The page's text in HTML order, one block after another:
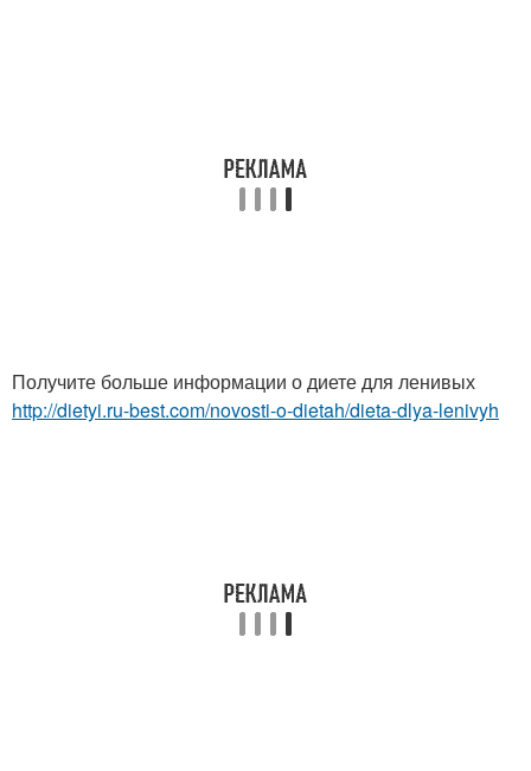
Получите больше информации о диете для ленивых
http://dietyi.ru-best.com/novosti-o-dietah/dieta-dlya-lenivyh